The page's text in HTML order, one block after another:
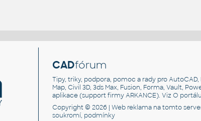
CADfórum
Tipy, triky, podpora, pomoc a rady pro AutoCAD,
Map, Civil 3D, 3ds Max, Fusion, Forma, Vault,
aplikace (support firmy ARKANCE). VizO
Copyright © 2026 |Web reklama na tomto
soukromí, podmínky